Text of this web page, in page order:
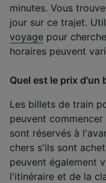
minutes. Vous
jour sur ce trajet.
voyage pour
horaires peuvent
Quel est le prix d'un
Les billets de train
peuvent
sont réservés à
chers s'ils sont
peuvent également
l'itinéraire et de la